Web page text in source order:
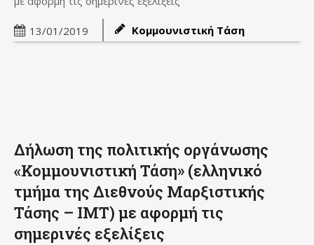
13/01/2019 Κομμουνιστική Τάση
Δήλωση της πολιτικής οργάνωσης
«Κομμουνιστική Τάση» (ελληνικό
τμήμα της Διεθνούς Μαρξιστικής
Τάσης – ΙΜΤ) με αφορμή τις
σημερινές εξελίξεις